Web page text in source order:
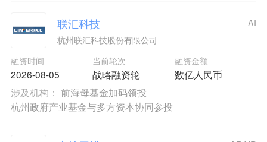
联汇科技
杭州联汇科技股份有限公司
融资时间
2026-08-05
当前轮次
战略融资轮
融资金额
数亿人民币
AI
涉及机构： 前海母基金加码领投
杭州政府产业基金与多方资本协同参投